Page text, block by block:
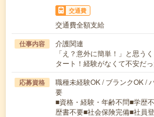
交通費
交通費全額支給
仕事内容
介護関連
「え？意外に簡単！」と思う
タート！経験がなくて不安だ
応募資格
職種未経験OK / ブランクOK /
要
■資格・経験・年齢不問■学歴
歴書不要■社会保険完備■社員